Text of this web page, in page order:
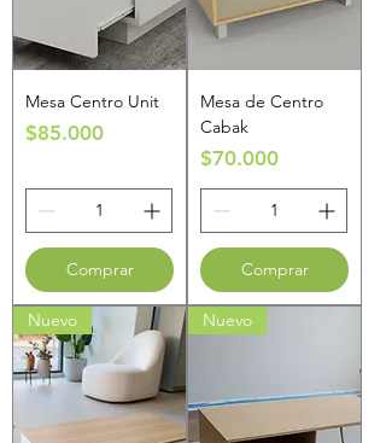
Mesa Centro Unit
Precio
$85.000
Comprar
Mesa de Centro
Cabak
Precio
$70.000
Comprar
Nuevo Nuevo